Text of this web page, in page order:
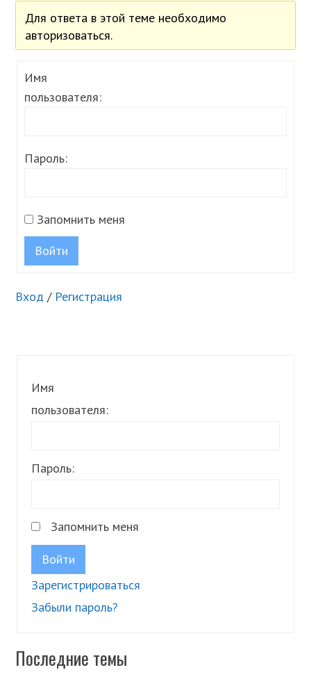
Для ответа в этой теме необходимо
авторизоваться.
Имя
пользователя:
Пароль:
Запомнить меня
Войти
Вход / Регистрация
Имя
пользователя:
Пароль:
Запомнить меня
Войти
Зарегистрироваться
Забыли пароль?
Последние темы